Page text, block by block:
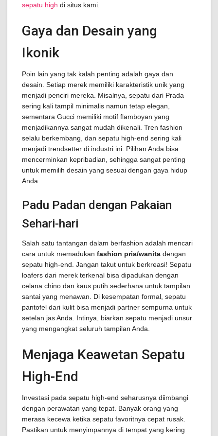
sepatu high di situs kami.
Gaya dan Desain yang
Ikonik
Poin lain yang tak kalah penting adalah gaya dan
desain. Setiap merek memiliki karakteristik unik yang
menjadi penciri mereka. Misalnya, sepatu dari Prada
sering kali tampil minimalis namun tetap elegan,
sementara Gucci memiliki motif flamboyan yang
menjadikannya sangat mudah dikenali. Tren fashion
selalu berkembang, dan sepatu high-end sering kali
menjadi trendsetter di industri ini. Pilihan Anda bisa
mencerminkan kepribadian, sehingga sangat penting
untuk memilih desain yang sesuai dengan gaya hidup
Anda.
Padu Padan dengan Pakaian
Sehari-hari
Salah satu tantangan dalam berfashion adalah mencari
cara untuk memadukan fashion pria/wanita dengan
sepatu high-end. Jangan takut untuk berkreasi! Sepatu
loafers dari merek terkenal bisa dipadukan dengan
celana chino dan kaus putih sederhana untuk tampilan
santai yang menawan. Di kesempatan formal, sepatu
pantofel dari kulit bisa menjadi partner sempurna untuk
setelan jas Anda. Intinya, biarkan sepatu menjadi unsur
yang mengangkat seluruh tampilan Anda.
Menjaga Keawetan Sepatu
High-End
Investasi pada sepatu high-end seharusnya diimbangi
dengan perawatan yang tepat. Banyak orang yang
merasa kecewa ketika sepatu favoritnya cepat rusak.
Pastikan untuk menyimpannya di tempat yang kering